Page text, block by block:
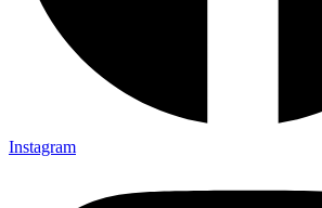
Instagram